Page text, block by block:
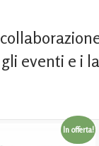
eventi e i
In offerta!